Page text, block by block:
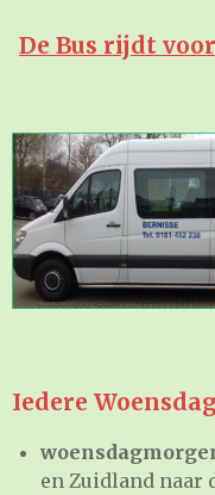
De Bus rijdt
Iedere Woensdag
en Zuidland